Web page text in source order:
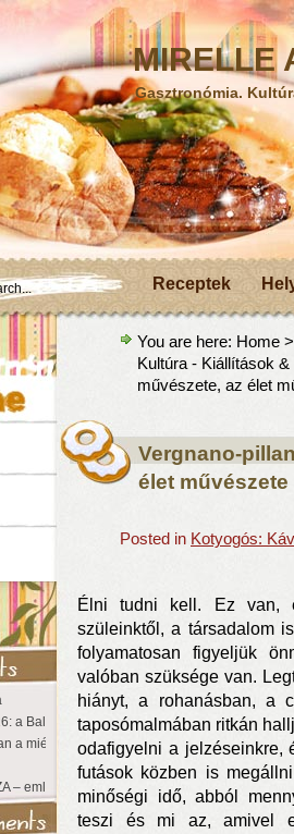
MIRELLE
Gasztronómia.
Receptek
a Balaton partján a nyár még tart!
a miénk a Sziget!
– emlékezet, táj és irodalom találkozása a Mai
You are here: Home
Kultúra - Kiállítások
művészete, az élet
Vergnano-
élet művészete
Posted in Kotyogós:
Élni tudni kell. Ez van,
szüleinktől, a társadalom
folyamatosan figyeljük
valóban szüksége van.
hiányt, a rohanásban, a
taposómalmában ritkán
odafigyelni a jelzéseinkre,
futások közben is
minőségi idő, abból
teszi és mi az, amivel